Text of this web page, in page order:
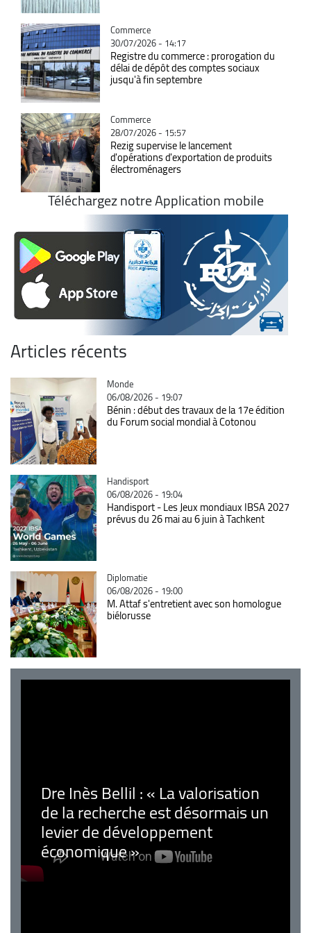
Catégorie
Commerce
30/07/2026 - 14:17
Registre du commerce : prorogation du
délai de dépôt des comptes sociaux
jusqu'à fin septembre
Catégorie
Commerce
28/07/2026 - 15:57
Rezig supervise le lancement
d'opérations d'exportation de produits
électroménagers
Téléchargez notre Application mobile
Articles récents
Catégorie
Monde
06/08/2026 - 19:07
Bénin : début des travaux de la 17e édition
du Forum social mondial à Cotonou
Catégorie
Handisport
06/08/2026 - 19:04
Handisport - Les Jeux mondiaux IBSA 2027
prévus du 26 mai au 6 juin à Tachkent
Catégorie
Diplomatie
06/08/2026 - 19:00
M. Attaf s'entretient avec son homologue
biélorusse
Dre Inès Bellil : « La valorisation
de la recherche est désormais un
levier de développement
économique »